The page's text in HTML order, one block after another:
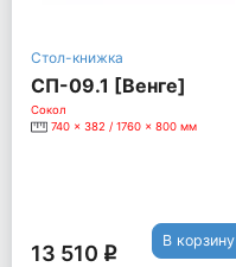
Стол-книжка
СП-09.1 [Венге]
Сокол
740 x 382 / 1760 x 800 мм
13 510 q
В корзину